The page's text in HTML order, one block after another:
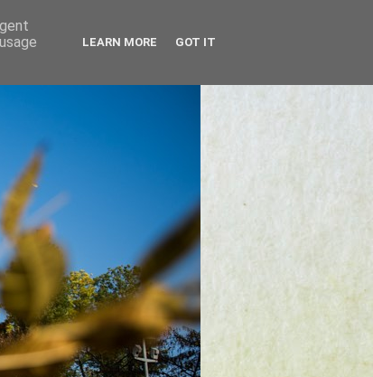
LEARN MORE GOT IT